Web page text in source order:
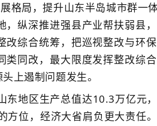
格局，提升山东半岛城市群一
纵深推进强县产业帮扶弱县
综合统筹，把巡视整改与环
同改，最大限度发挥整改综
上遏制问题发生。
地区生产总值达10.3万亿元
位，经济大省肩负更大责任